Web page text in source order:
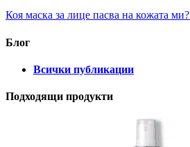
Коя маска за лице пасва на кожата ми?
Блог
Всички публикации
Подходящи продукти